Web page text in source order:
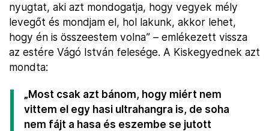
nyugtat, aki azt mondogatja, hogy vegyek mély
levegőt és mondjam el, hol lakunk, akkor lehet,
hogy én is összeestem volna” – emlékezett vissza
az estére Vágó István felesége. A Kiskegyednek azt
mondta:
„Most csak azt bánom, hogy miért nem
vittem el egy hasi ultrahangra is, de soha
nem fájt a hasa és eszembe se jutott